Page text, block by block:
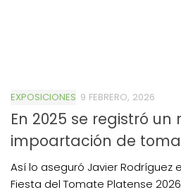
EXPOSICIONES 9 FEBRERO, 2026
En 2025 se registró
impoartación de
Así lo aseguró Javier Rodríguez
Fiesta del Tomate Platense